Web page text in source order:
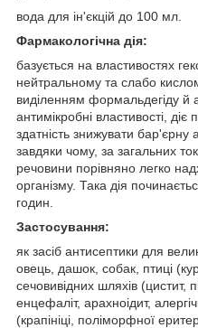
вода для ін'єкцій до 100 мл.
Фармакологічна дія:
базується на властивостях
нейтральному та слабо
виділенням формальдегіду й
антимікробні властивості,
здатність знижувати бар'єрну
завдяки чому, за загальних
речовини порівняно легко
організму. Така дія
годин.
Застосування:
як засіб антисептики для
овець, дашок, собак, птиці
сечовивідних шляхів (цистит,
енцефаліт, арахноідит,
(крапініці, поліморфної